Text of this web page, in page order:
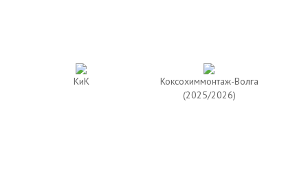
КиК
Коксохиммонтаж-Волга
(2025/2026)